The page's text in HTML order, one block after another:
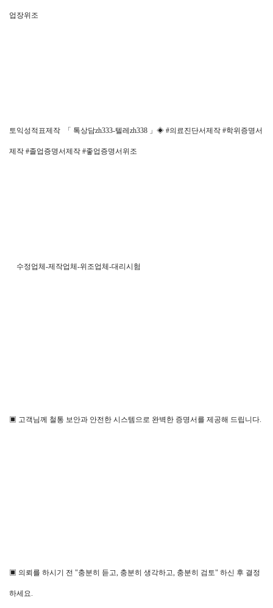
업장위조
토익성적표제작 「 톡상담zh333-텔레zh338 」◈ #의료진단서제작 #학위증명서
제작 #졸업증명서제작 #좋업증명서위조
수정업체-제작업체-위조업체-대리시험
▣ 고객님께 철통 보안과 안전한 시스템으로 완벽한 증명서를 제공해 드립니다.
▣ 의뢰를 하시기 전 "충분히 듣고, 충분히 생각하고, 충분히 검토" 하신 후 결정
하세요.